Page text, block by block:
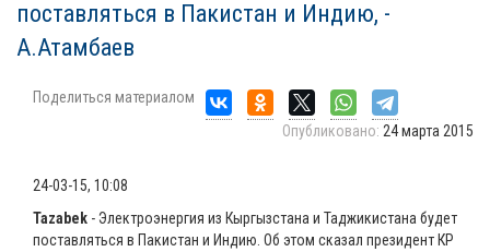
поставляться в Пакистан и Индию, -
А.Атамбаев
Поделиться материалом
Опубликовано: 24 марта 2015
24-03-15, 10:08
Tazabek - Электроэнергия из Кыргызстана и Таджикистана будет
поставляться в Пакистан и Индию. Об этом сказал президент КР